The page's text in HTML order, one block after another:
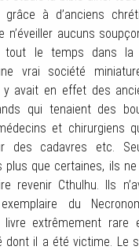
à d’anciens
aucuns
tout le temps dans
vrai société
avait en effet des
qui tenaient des
et chirurgiens
des cadavres etc.
plus que certaines, ils
revenir Cthulhu. Ils
du
extrêmement rare
dont il a été victime. Le